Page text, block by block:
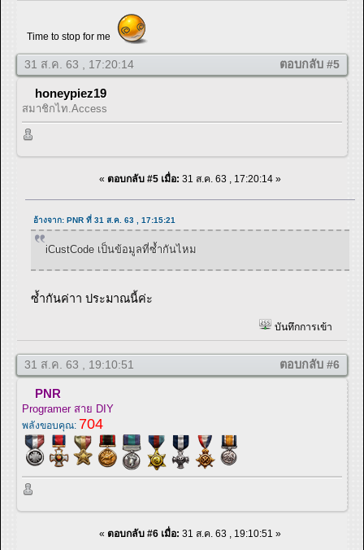
Time to stop for me
31 ส.ค. 63 , 17:20:14 ตอบกลับ #5
honeypiez19
สมาชิกไท.Access
« ตอบกลับ #5 เมื่อ: 31 ส.ค. 63 , 17:20:14 »
อ้างจาก: PNR ที่ 31 ส.ค. 63 , 17:15:21
iCustCode เป็นข้อมูลที่ซ้ำกันไหม
ซ้ำกันค่าา ประมาณนี้ค่ะ
บันทึกการเข้า
31 ส.ค. 63 , 19:10:51 ตอบกลับ #6
PNR
Programer สาย DIY
พลังขอบคุณ: 704
« ตอบกลับ #6 เมื่อ: 31 ส.ค. 63 , 19:10:51 »